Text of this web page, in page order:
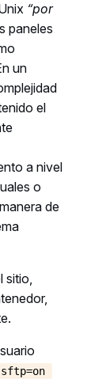
“por
paneles
un
el
a nivel
o
de
sitio,